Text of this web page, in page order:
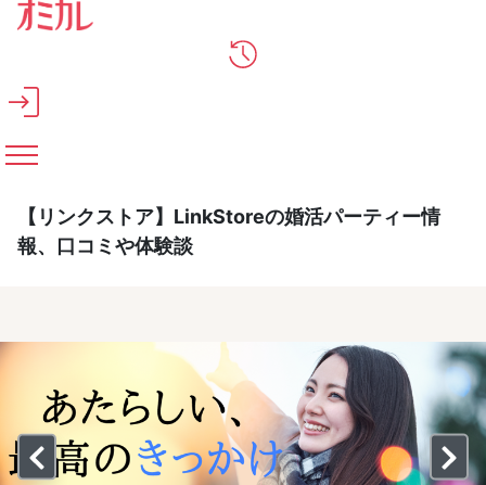
メインコンテンツへスキップ
【リンクストア】LinkStoreの婚活パーティー情
報、口コミや体験談